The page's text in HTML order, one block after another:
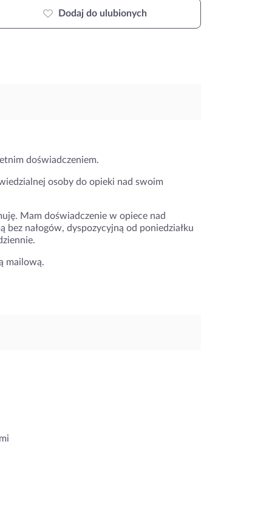
Dodaj do ulubionych
doświadczeniem.
osoby do opieki nad swoim
Mam doświadczenie w opiece nad
nałogów, dyspozycyjną od poniedziałku
mailową.